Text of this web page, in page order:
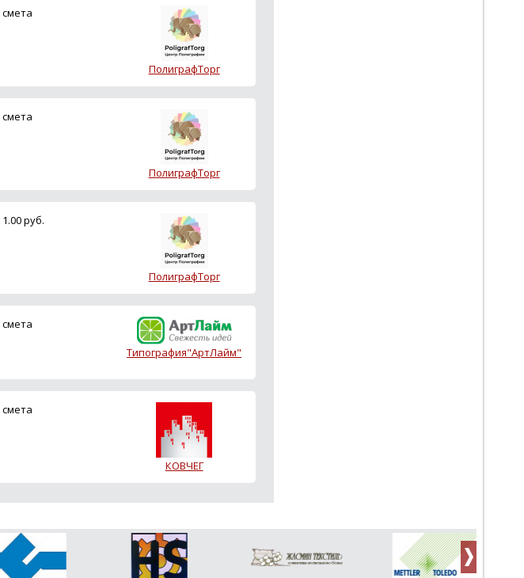
смета
ПолиграфТорг
смета
ПолиграфТорг
1.00 руб.
ПолиграфТорг
смета
Типография"АртЛайм"
смета
КОВЧЕГ